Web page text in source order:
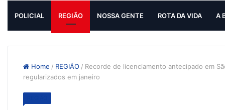
POLICIAL REGIÃO NOSSA GENTE ROTA DA VIDA A
Home / REGIÃO / Recorde de licenciamento antecipado em
regularizados em janeiro